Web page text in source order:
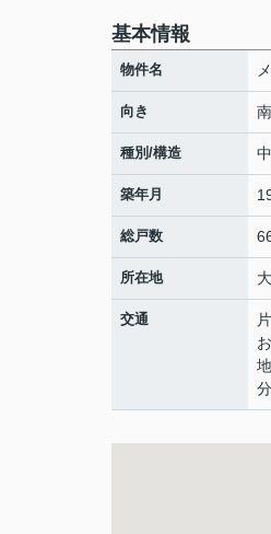
基本情報
物件名
向き 南
種別/構造
築年月
総戸数
所在地
交通
分